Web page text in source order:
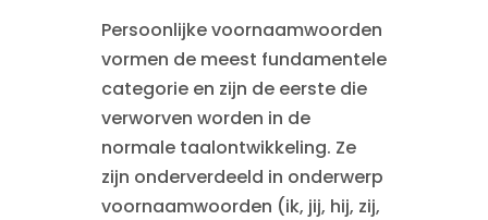
Persoonlijke voornaamwoorden
vormen de meest fundamentele
categorie en zijn de eerste die
verworven worden in de
normale taalontwikkeling. Ze
zijn onderverdeeld in onderwerp
voornaamwoorden (ik, jij, hij, zij,